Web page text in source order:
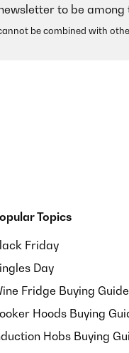
für nur ein Band doch
to be
be combined with
Topics
Friday
Day
Fridge Buying Guide
Hoods Buying
Hobs Buying